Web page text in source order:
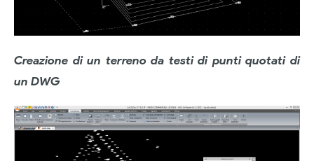
Creazione di un terreno da testi di punti quotati di
un DWG